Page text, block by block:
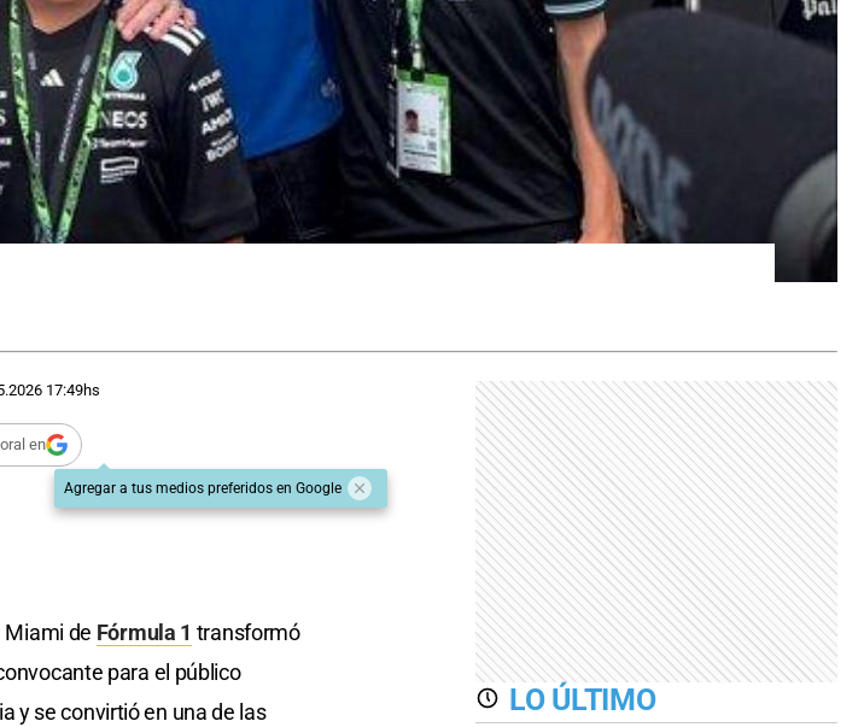
17:49hs
en
Agregar a tus medios preferidos en Google
Miami de Fórmula 1 transformó
para el público
y se convirtió en una de las
LO ÚLTIMO